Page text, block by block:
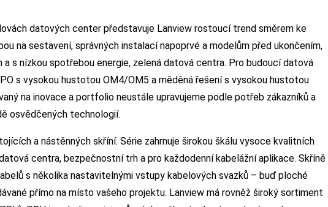
datových center představuje Lanview rostoucí trend směrem ke
na sestavení, správných instalací napoprvé a modelům před ukončením,
s nízkou spotřebou energie, zelená datová centra. Pro budoucí datová
s vysokou hustotou OM4/OM5 a měděná řešení s vysokou hustotou
na inovace a portfolio neustále upravujeme podle potřeb zákazníků a
osvědčených technologií.
a nástěnných skříní. Série zahrnuje širokou škálu vysoce kvalitních
centra, bezpečnostní trh a pro každodenní kabelážní aplikace. Skříně
s několika nastavitelnými vstupy kabelových svazků – buď ploché
přímo na místo vašeho projektu. Lanview má rovněž široký sortiment